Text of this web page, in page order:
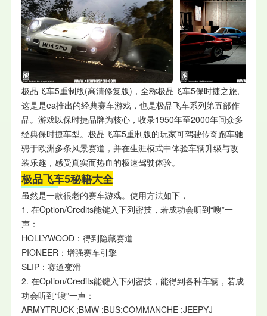
极品飞车5重制版(高清修复版)，全称极品飞车5保时捷之旅,
这是是ea推出的经典赛车游戏，也是极品飞车系列第五部作
品。游戏以保时捷品牌为核心，收录1950年至2000年间众多
经典保时捷车型。极品飞车5重制版的玩家可驾驶传奇跑车驰
骋于欧洲多条风景赛道，并在生涯模式中体验车辆升级与改
装乐趣，感受真实而热血的极速驾驶体验。
极品飞车5秘籍大全
虽然是一款很老的赛车游戏。使用方法如下，
1. 在Option/Credits能键入下列密技，若成功会听到“嗖”一
声：
HOLLYWOOD：得到隐藏赛道
PIONEER：增强赛车引擎
SLIP：赛道变滑
2. 在Option/Credits能键入下列密技，能得到各种车辆，若成
功会听到“嗖”一声：
ARMYTRUCK ;BMW ;BUS;COMMANCHE ;JEEPYJ